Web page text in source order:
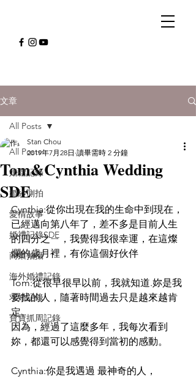
文章
All Posts
婚禮記錄
婚紗側拍
愛情故事
婚禮記錄SDE
商業拍攝
海外婚禮記錄
求婚記錄
寶寶抓周記錄
All Posts
Tom&Cynthia Wedding
SDE
Stan Chou
2019年7月28日 讀畢需時 2 分鐘
Cynthia:從你出現在我的生命中到現在，
已經邁向第八年了，差不多是目前人生
的四分之ㄧ，我覺得我很幸運，在這燦
爛的歲月裡，有你這個好伙伴
Tom:從很早很早以前，我就知道.妳是我
要找的人，隨著時間過去只是越來越肯
定。
因為，經過了這麼多年，我每次看到
妳，都還可以感覺得到當初的感動。
Cynthia:你是我遇過 最神奇的人，